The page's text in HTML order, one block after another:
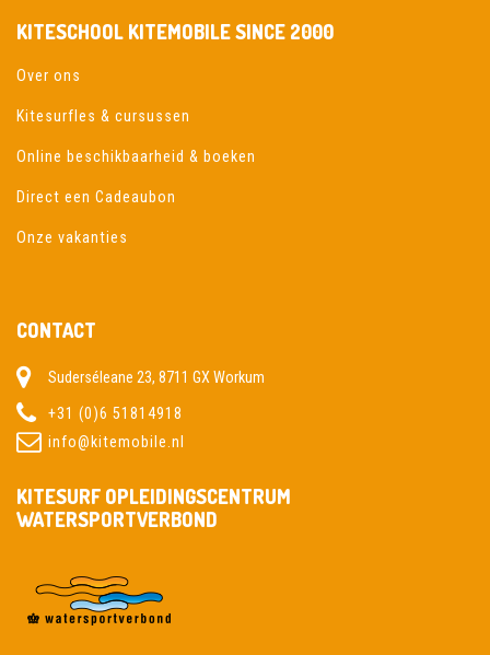
KITESCHOOL KITEMOBILE SINCE 2000
Over ons
Kitesurfles & cursussen
Online beschikbaarheid & boeken
Direct een Cadeaubon
Onze vakanties
CONTACT
Suderséleane 23, 8711 GX Workum
+31 (0)6 51814918
info@kitemobile.nl
KITESURF OPLEIDINGSCENTRUM
WATERSPORTVERBOND